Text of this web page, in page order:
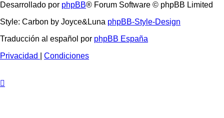
Desarrollado por phpBB® Forum Software © phpBB Limited
Style: Carbon by Joyce&Luna phpBB-Style-Design
Traducción al español por phpBB España
Privacidad
Condiciones